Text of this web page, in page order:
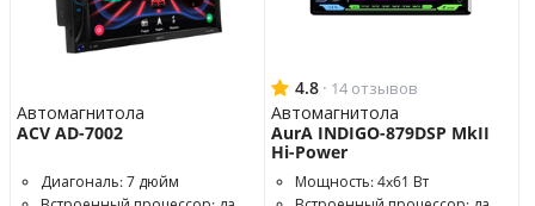
Автомагнитола
ACV AD-7002
Диагональ: 7 дюйм
4.8 · 14 отзывов
Автомагнитола
AurA INDIGO-879DSP MkII
Hi-Power
Мощность: 4x61 Вт